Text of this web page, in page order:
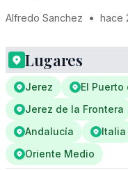
Alfredo Sanchez • hace
Lugares
Jerez
El Puerto
Jerez de la Frontera
Andalucía
Italia
Oriente Medio